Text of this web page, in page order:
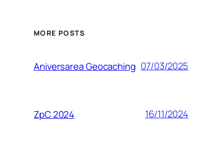
MORE POSTS
Aniversarea Geocaching 07/03/2025
ZpC 2024 16/11/2024